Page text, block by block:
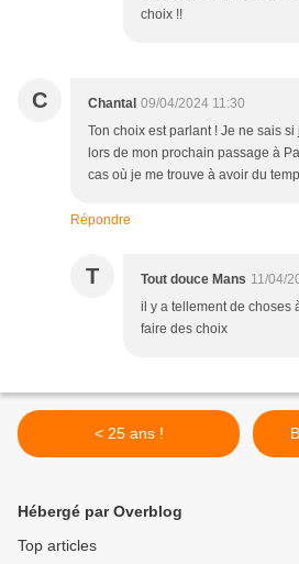
choix !!
C Chantal 09/04/2024 11:30
Ton choix est parlant ! Je ne sais
lors de mon prochain passage à
cas où je me trouve à avoir du
Répondre
T Tout douce Mans 11/04/
il y a tellement de choses
faire des choix
< 25 ans !
Hébergé par Overblog
Top articles